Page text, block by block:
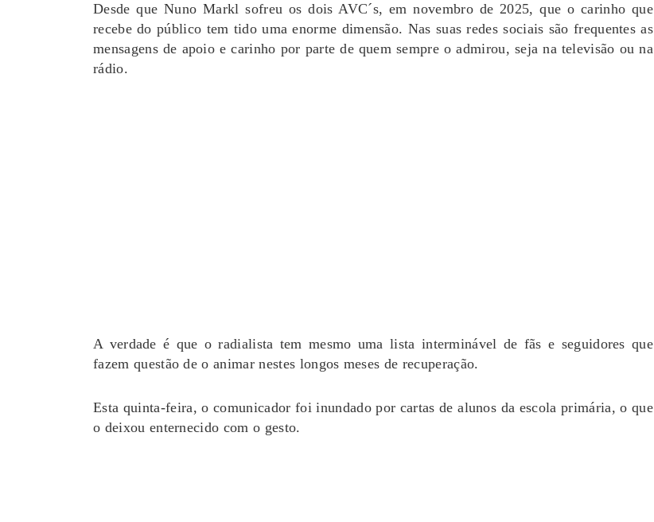
Desde que Nuno Markl sofreu os dois AVC´s, em novembro de 2025, que o carinho que
recebe do público tem tido uma enorme dimensão. Nas suas redes sociais são frequentes as
mensagens de apoio e carinho por parte de quem sempre o admirou, seja na televisão ou na
rádio.
A verdade é que o radialista tem mesmo uma lista interminável de fãs e seguidores que
fazem questão de o animar nestes longos meses de recuperação.
Esta quinta-feira, o comunicador foi inundado por cartas de alunos da escola primária, o que
o deixou enternecido com o gesto.